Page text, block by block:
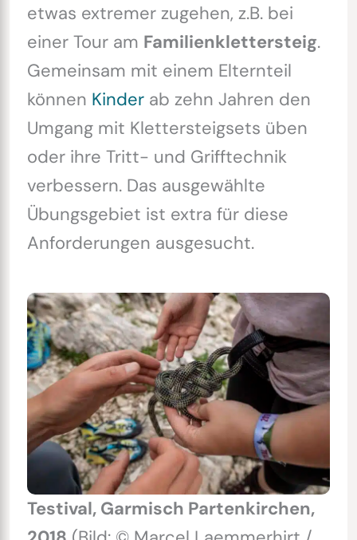
etwas extremer zugehen, z.B. bei
einer Tour am Familienklettersteig.
Gemeinsam mit einem Elternteil
können Kinderab zehn Jahren den
Umgang mit Klettersteigsets üben
oder ihre Tritt- und Grifftechnik
verbessern. Das ausgewählte
Übungsgebiet ist extra für diese
Anforderungen ausgesucht.
Testival, Garmisch Partenkirchen,